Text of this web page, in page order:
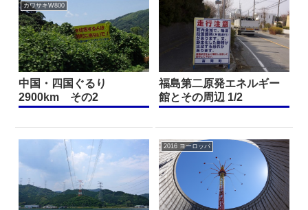
カワサキW800
中国・四国ぐるり
2900km その2
福島第二原発エネルギー
館とその周辺 1/2
2016 ヨーロッパ